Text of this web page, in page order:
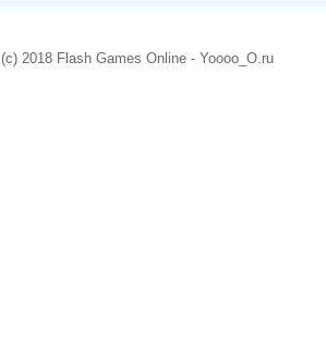
(c) 2018 Flash Games Online - Yoooo_O.ru